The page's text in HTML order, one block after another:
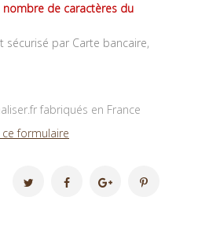
de caractères du
par Carte bancaire,
fabriqués en France
formulaire